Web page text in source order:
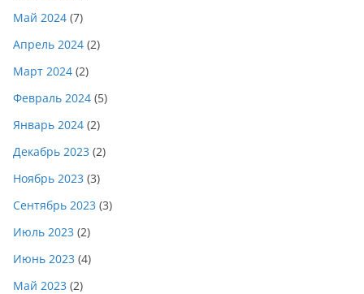
Май 2024 (7)
Апрель 2024 (2)
Март 2024 (2)
Февраль 2024 (5)
Январь 2024 (2)
Декабрь 2023 (2)
Ноябрь 2023 (3)
Сентябрь 2023 (3)
Июль 2023 (2)
Июнь 2023 (4)
Май 2023 (2)